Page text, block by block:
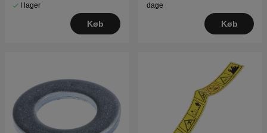
I lager
Køb
dage
Køb